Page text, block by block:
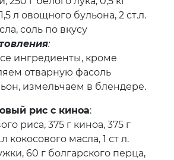
л овощного бульона, 2 ст.л.
соль по вкусу
:
ингредиенты, кроме
отварную фасоль
измельчаем в блендере.
рис с киноа:
риса, 375 г киноа, 375 г
кокосового масла, 1 ст л.
60 г болгарского перца,